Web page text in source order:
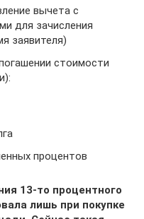
вычета с
для зачисления
заявителя)
стоимости
процентов
13-то процентного
лишь при покупке